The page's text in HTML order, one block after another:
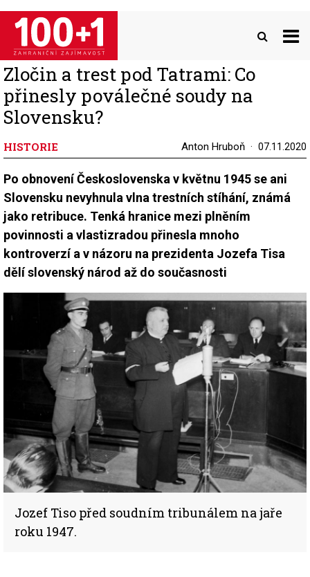
Přejít
hlavnímu
obsahu
Zločin a trest pod Tatrami: Co
přinesly poválečné soudy na
Slovensku?
HISTORIE Anton Hruboň 07.11.2020
Po obnovení Československa v květnu 1945 se ani
Slovensku nevyhnula vlna trestních stíhání, známá
jako retribuce. Tenká hranice mezi plněním
povinnosti a vlastizradou přinesla mnoho
kontroverzí a v názoru na prezidenta Jozefa Tisa
dělí slovenský národ až do současnosti
Jozef Tiso před soudním tribunálem na jaře
roku 1947.